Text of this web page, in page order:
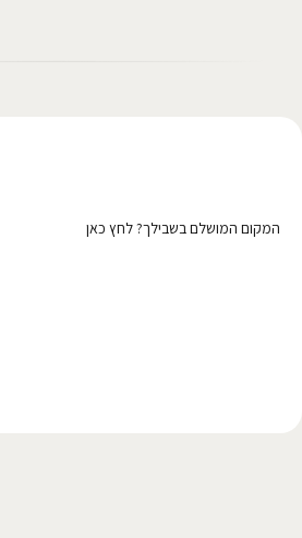
המקום המושלם בשבילך? לחץ כאן